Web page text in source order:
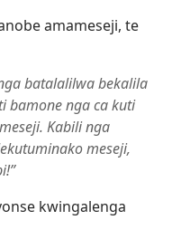
amameseji, te
batalalilwa bekalila
bamone nga ca kuti
Kabili nga
meseji,
kwingalenga